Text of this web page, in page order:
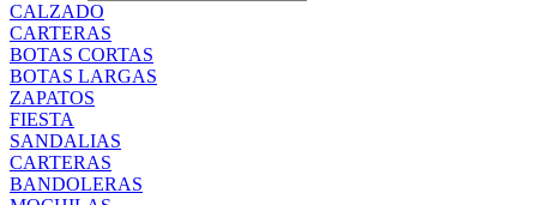
CALZADO
CARTERAS
BOTAS CORTAS
BOTAS LARGAS
ZAPATOS
FIESTA
SANDALIAS
CARTERAS
BANDOLERAS